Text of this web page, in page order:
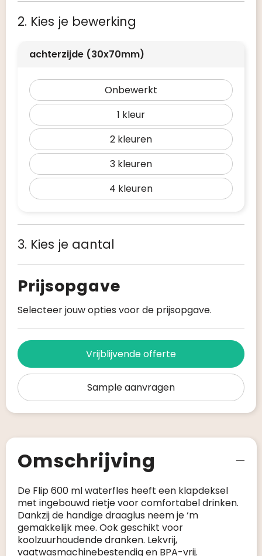
2. Kies je bewerking
achterzijde (30x70mm)
Onbewerkt
1
2
3
4
3. Kies je aantal
Prijsopgave
Selecteer jouw opties voor de prijsopgave.
Vrijblijvende offerte
Sample aanvragen
Omschrijving
De Flip 600 ml waterfles heeft een klapdeksel
met ingebouwd rietje voor comfortabel drinken.
Dankzij de handige draaglus neem je ‘m
gemakkelijk mee. Ook geschikt voor
koolzuurhoudende dranken. Lekvrij,
vaatwasmachinebestendig en BPA-vrij.